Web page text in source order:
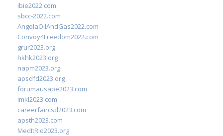
ibie2022.com
sbcc-2022.com
AngolaOilAndGas2022.com
Convoy4Freedom2022.com
grur2023.org
hkhk2023.org
napm2023.org
apsdfd2023.org
forumausape2023.com
imkl2023.com
careerfaircsd2023.com
apsth2023.com
MedItRio2023.org